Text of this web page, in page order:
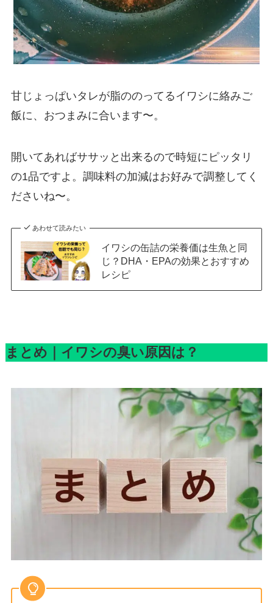
甘じょっぱいタレが脂ののってるイワシに絡みご
飯に、おつまみに合います〜。
開いてあればササッと出来るので時短にピッタリ
の1品ですよ。調味料の加減はお好みで調整してく
ださいね〜。
あわせて読みたい
イワシの缶詰の栄養価は生魚と同
じ？DHA・EPAの効果とおすすめ
レシピ
まとめ｜イワシの臭い原因は？